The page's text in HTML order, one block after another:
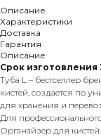
Описание
Характеристики
Доставка
Гарантия
Описание
Срок изготовления
Туба L – бестселлер
кистей, создается по
для хранения и
Для
Органайзер для